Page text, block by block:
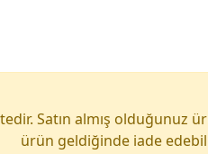
Satın almış olduğunuz
ürün geldiğinde iade